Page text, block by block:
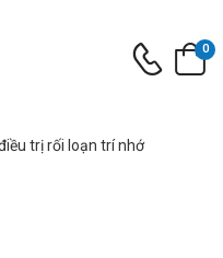
0
trị rối loạn trí nhớ